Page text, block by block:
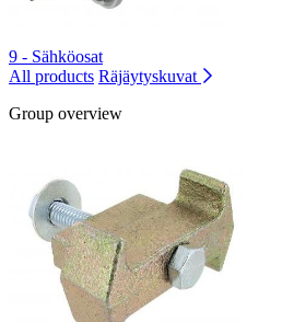
9 - Sähköosat
All products Räjäytyskuvat
Group overview